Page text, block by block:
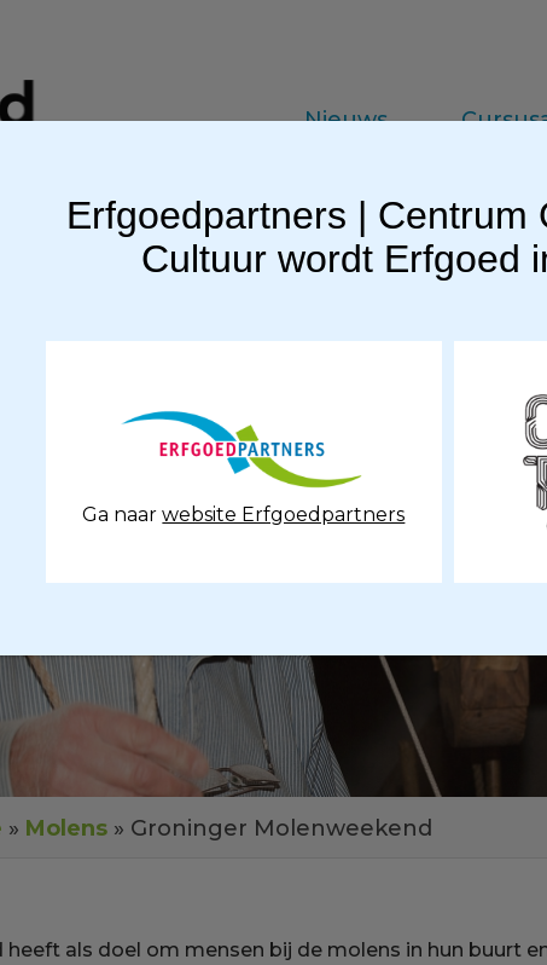
Nieuws
Agenda Vakinformatie
Groninger
» Molens» Groninger Molenweekend
als doel om mensen bij de molens in hun buurt
Erfgoedpartners | Centrum
Cultuur wordt Erfgoed
Ga naarwebsite Erfgoedpartners